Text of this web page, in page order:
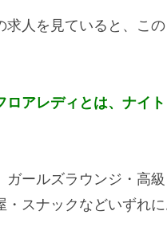
求人を見ていると、こ
ロアレディとは、ナイ
ガールズラウンジ・高
スナックなどいずれ